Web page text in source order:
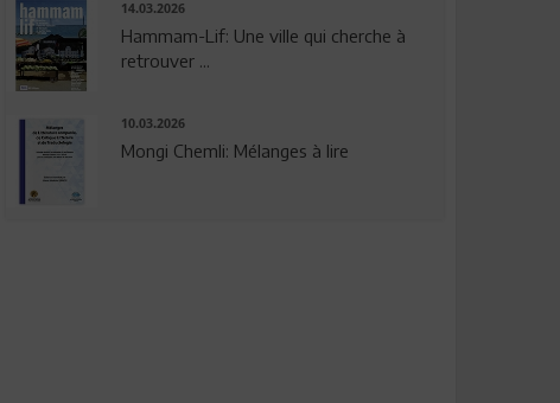
14.03.2026
Hammam-Lif: Une ville qui cherche à
retrouver ...
10.03.2026
Mongi Chemli: Mélanges à lire